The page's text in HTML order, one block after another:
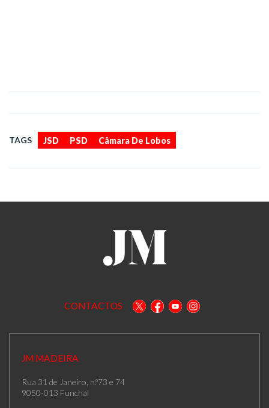
TAGS JSD PSD Câmara De Lobos
CONTACTOS
JM MADEIRA
Rua 31 de Janeiro, n.º73 e 74
9050-013 Funchal